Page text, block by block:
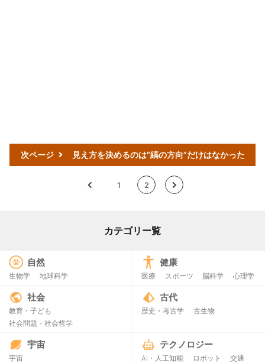
次ページ 見え方を決めるのは“縞の方向”だけはなかった
< 1 2 >
カテゴリー覧
自然
生物学 地球科学
健康
医療 スポーツ 脳科学 心理学
社会
教育・子ども
社会問題・社会哲学
古代
歴史・考古学 古生物
宇宙
宇宙
テクノロジー
AI・人工知能 ロボット
交通